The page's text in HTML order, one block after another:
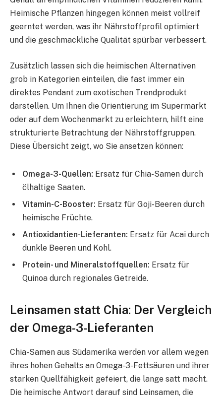
Heimische Pflanzen hingegen können meist vollreif
geerntet werden, was ihr Nährstoffprofil optimiert
und die geschmackliche Qualität spürbar verbessert.
Zusätzlich lassen sich die heimischen Alternativen
grob in Kategorien einteilen, die fast immer ein
direktes Pendant zum exotischen Trendprodukt
darstellen. Um Ihnen die Orientierung im Supermarkt
oder auf dem Wochenmarkt zu erleichtern, hilft eine
strukturierte Betrachtung der Nährstoffgruppen.
Diese Übersicht zeigt, wo Sie ansetzen können:
Omega-3-Quellen: Ersatz für Chia-Samen durch
ölhaltige Saaten.
Vitamin-C-Booster: Ersatz für Goji-Beeren durch
heimische Früchte.
Antioxidantien-Lieferanten: Ersatz für Acai durch
dunkle Beeren und Kohl.
Protein- und Mineralstoffquellen: Ersatz für
Quinoa durch regionales Getreide.
Leinsamen statt Chia: Der Vergleich
der Omega-3-Lieferanten
Chia-Samen aus Südamerika werden vor allem wegen
ihres hohen Gehalts an Omega-3-Fettsäuren und ihrer
starken Quellfähigkeit gefeiert, die lange satt macht.
Die heimische Antwort darauf sind Leinsamen, die